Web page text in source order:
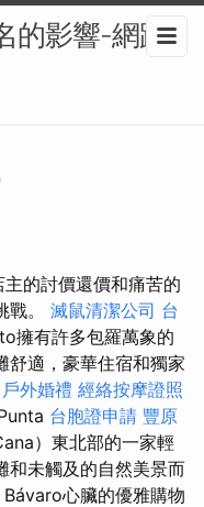
的影響-網路
的討價還價和痛苦的
戰。 滅鼠清潔公司 台
擁有許多包羅萬象的
舒適，豪華住宿和獨家
戶外婚禮 經絡按摩證照
台胞證申請 豐原
）東北部的一家輕
和未觸及的自然美景而
Bávaro心臟的優雅購物